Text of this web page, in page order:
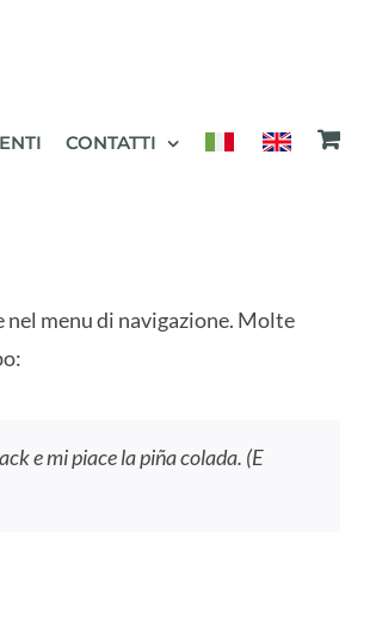
CONTATTI
nel menu di navigazione. Molte
e mi piace la piña colada. (E